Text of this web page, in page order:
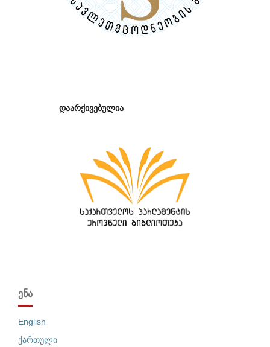
დაარქივებულია
ᲔᲜᲐ
English
ქართული